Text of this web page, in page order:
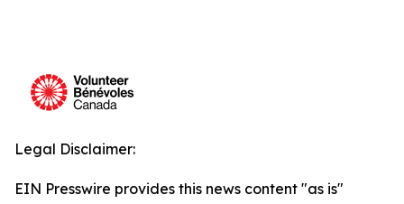
Legal Disclaimer:
EIN Presswire provides this news content "as is"